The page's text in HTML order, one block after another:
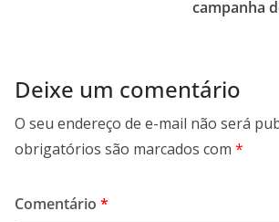
campanha
Deixe um comentário
O seu endereço de e-mail não será
obrigatórios são marcados com *
Comentário *